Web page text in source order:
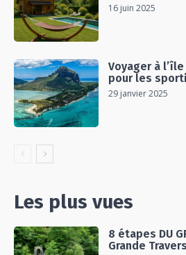
16 juin 2025
Voyager à
pour les
29 janvier 2025
Les plus vues
8 étapes DU
Grande